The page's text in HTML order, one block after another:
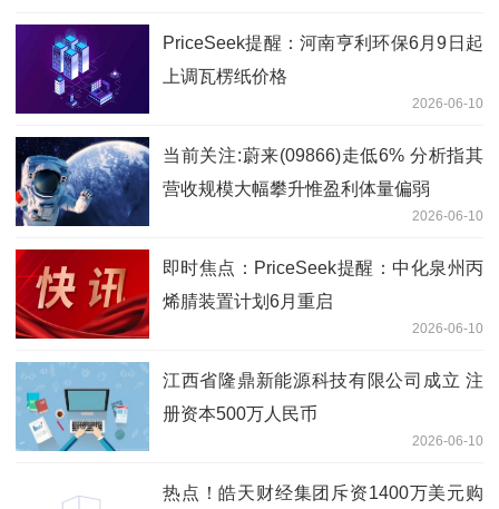
PriceSeek提醒：河南亨利环保6月9日起
上调瓦楞纸价格
2026-06-10
当前关注:蔚来(09866)走低6% 分析指其
营收规模大幅攀升惟盈利体量偏弱
2026-06-10
即时焦点：PriceSeek提醒：中化泉州丙
烯腈装置计划6月重启
2026-06-10
江西省隆鼎新能源科技有限公司成立 注
册资本500万人民币
2026-06-10
热点！皓天财经集团斥资1400万美元购